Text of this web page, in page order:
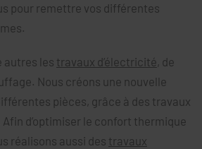
pour remettre vos différentes
autres les travaux d’électricité, de
Nous créons une nouvelle
pièces, grâce à des travaux
d’optimiser le confort thermique
réalisons aussi des travaux